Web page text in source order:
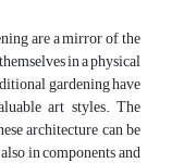
are a mirror of the
in a physical
gardening have
art styles. The
architecture can be
in components and